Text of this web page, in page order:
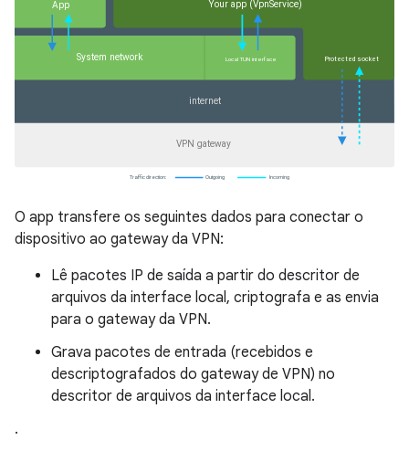
O app transfere os seguintes dados para conectar o
dispositivo ao gateway da VPN:
Lê pacotes IP de saída a partir do descritor de
arquivos da interface local, criptografa e as envia
para o gateway da VPN.
Grava pacotes de entrada (recebidos e
descriptografados do gateway de VPN) no
descritor de arquivos da interface local.
.